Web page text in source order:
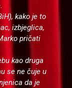
kako je to
izbjeglica,
pričati
kao druga
se ne čuje u
da je